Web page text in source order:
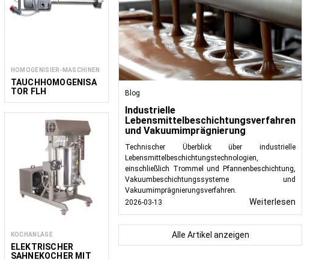
HOMOGENISIER-MASCHINEN
TAUCHHOMOGENISA
TOR FLH
KOCHANLAGE
ELEKTRISCHER
SAHNEKOCHER MIT
Blog
Industrielle
Lebensmittelbeschichtungsverfahren
und Vakuumimprägnierung
Technischer Überblick über industrielle
Lebensmittelbeschichtungstechnologien,
einschließlich Trommel und Pfannenbeschichtung,
Vakuumbeschichtungssysteme und
Vakuumimprägnierungsverfahren.
2026-03-13
Weiterlesen
Alle Artikel anzeigen